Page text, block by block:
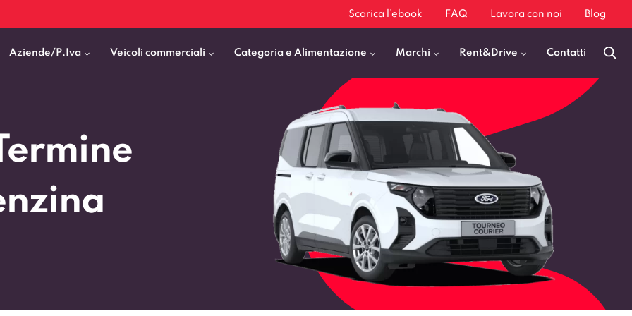
Scarica l’ebook FAQ Lavora con noi Blog
Aziende/P.Iva Veicoli commerciali
Cassonati
Allestiti
Categoria e Alimentazione
SUV e Crossover
Station Wagon
Benzina
Elettrica
Ibrida
GPL
Marchi
Audi
Fiat Professional
Mercedes Benz Vans
Citroen Business
Peugeot Professional
Renault Professional
Piaggio
BMW X1
Audi Q3
Audi A3
Kia Sportage
Jeep Avenger
VEDI TUTTI
Rent&Drive Contatti